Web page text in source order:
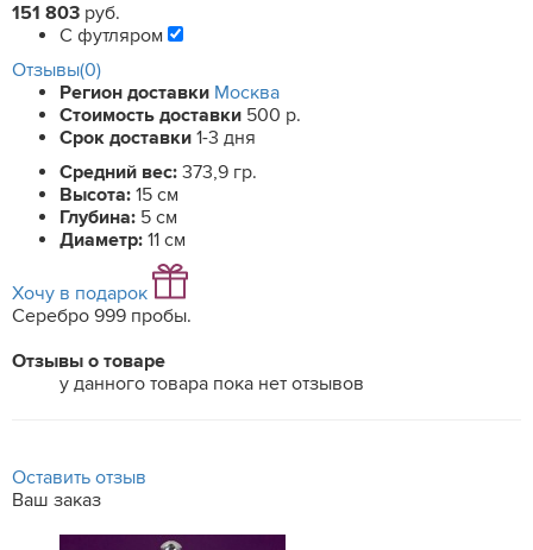
151 803 руб.
С футляром
Отзывы(0)
Регион доставки Москва
Стоимость доставки 500 р.
Срок доставки 1-3 дня
Средний вес: 373,9 гр.
Высота: 15 см
Глубина: 5 см
Диаметр: 11 см
Хочу в подарок
Серебро 999 пробы.
Отзывы о товаре
у данного товара пока нет отзывов
Оставить отзыв
Ваш заказ